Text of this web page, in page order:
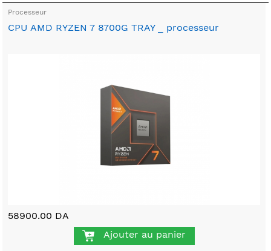
Processeur
CPU AMD RYZEN 7 8700G TRAY _ processeur
58900.00 DA
Ajouter au panier